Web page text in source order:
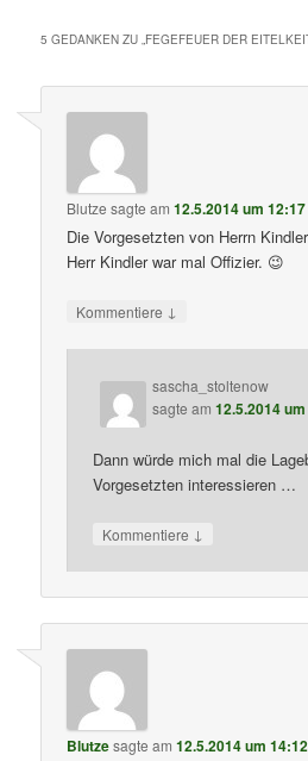
5 GEDANKEN ZU „FEGEFEUER DER
Blutze sagte am12.5.2014 um 12:17
Die Vorgesetzten von Herrn
Herr Kindler war mal Offizier. 😉
Kommentiere ↓
sascha_stoltenow
sagte am12.5.2014
Dann würde mich mal die
Vorgesetzten interessieren …
Kommentiere ↓
Blutzesagte am12.5.2014 um 14:12